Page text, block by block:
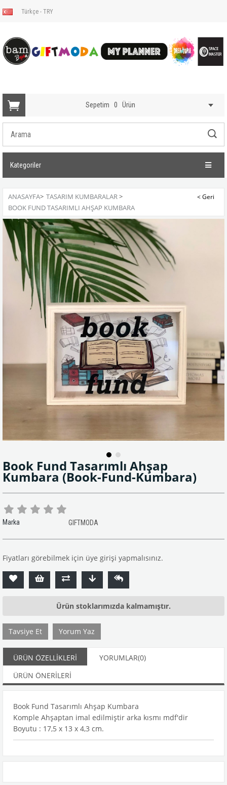
Türkçe - TRY
Sepetim 0 Ürün
Kategoriler
ANASAYFA> TASARIM KUMBARALAR>
BOOK FUND TASARIMLI AHŞAP KUMBARA
Book Fund Tasarımlı Ahşap
Kumbara (Book-Fund-Kumbara)
Marka GIFTMODA
Fiyatları görebilmek için üye girişi yapmalısınız.
Ürün stoklarımızda kalmamıştır.
Tavsiye Et Yorum Yaz
ÜRÜN ÖZELLIKLERI YORUMLAR(0)
ÜRÜN ÖNERILERI
Book Fund Tasarımlı Ahşap Kumbara
Komple Ahşaptan imal edilmiştir arka kısmı mdf'dir
Boyutu : 17,5 x 13 x 4,3 cm.